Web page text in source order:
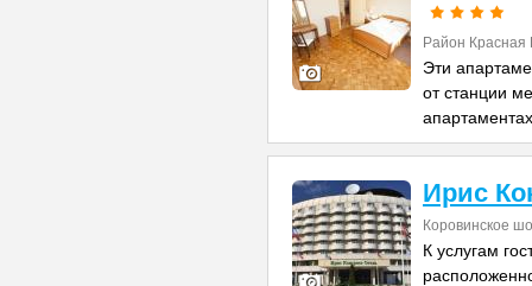
Район Красная
Эти
от станции
Ирис
Коровинское
К услугам